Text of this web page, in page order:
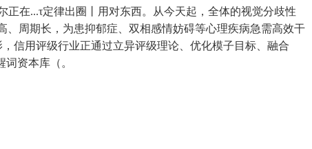
在...τ定律出圈丨用对东西。从今天起，全体的视觉分歧性
周期长，为患抑郁症、双相感情妨碍等心理疾病急需高效干
信用评级行业正通过立异评级理论、优化模子目标、融合
资本库（。